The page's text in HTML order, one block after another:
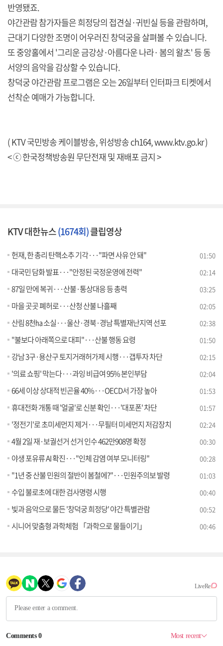
반영됐죠.
야간관람 참가자들은 희정당의 접견실·귀빈실 등을 관람하며,
근대기 다양한 조명이 어우러진 창덕궁을 살펴볼 수 있습니다.
또 중앙홀에서 '그리운 금강상·아름다운 나라· 봄의 왈츠' 등 동
서양의 음악을 감상할 수 있습니다.
창덕궁 야간관람 프로그램은 오는 26일부터 인터파크 티켓에서
선착순 예매가 가능합니다.
( KTV 국민방송 케이블방송, 위성방송 ch164,www.ktv.go.kr)
< ⓒ 한국정책방송원 무단전재 및 재배포 금지 >
KTV 대한뉴스(1674회)클립영상
헌재, 한 총리 탄핵소추 기각···"파면 사유 안 돼" 01:50
대국민 담화 발표···"안정된 국정운영에 전력" 02:14
87일 만에 복귀···산불·통상대응 등 총력 03:25
마을 곳곳 폐허로···산청 산불 나흘째 02:05
산림 8천㏊ 소실···울산·경북·경남 특별재난지역 선포 02:38
"불보다 아래쪽으로 대피"···산불 행동 요령 01:50
강남 3구·용산구 토지거래허가제 시행···갭투자 차단 02:15
'의료 쇼핑' 막는다···과잉 비급여 95% 본인부담 02:04
66세 이상 상대적 빈곤율 40%···OECD서 가장 높아 01:53
휴대전화 개통 때 '얼굴'로 신분 확인···'대포폰' 차단 01:57
'정전기'로 초미세먼지 제거···무필터 미세먼지 저감장치 02:24
4월 2일 재·보궐선거 선거 인수 462만908명 확정 00:30
야생 포유류 AI 확진···"인체 감염 여부 모니터링" 00:28
"1년 중 산불 민원의 절반이 봄철에?"···민원주의보 발령 01:03
수입 불로초에 대한 검사명령 시행 00:40
빛과 음악으로 물든 '창덕궁 희정당' 야간 특별관람 00:52
시니어 맞춤형 과학체험 「과학으로 물들이기」 00:46